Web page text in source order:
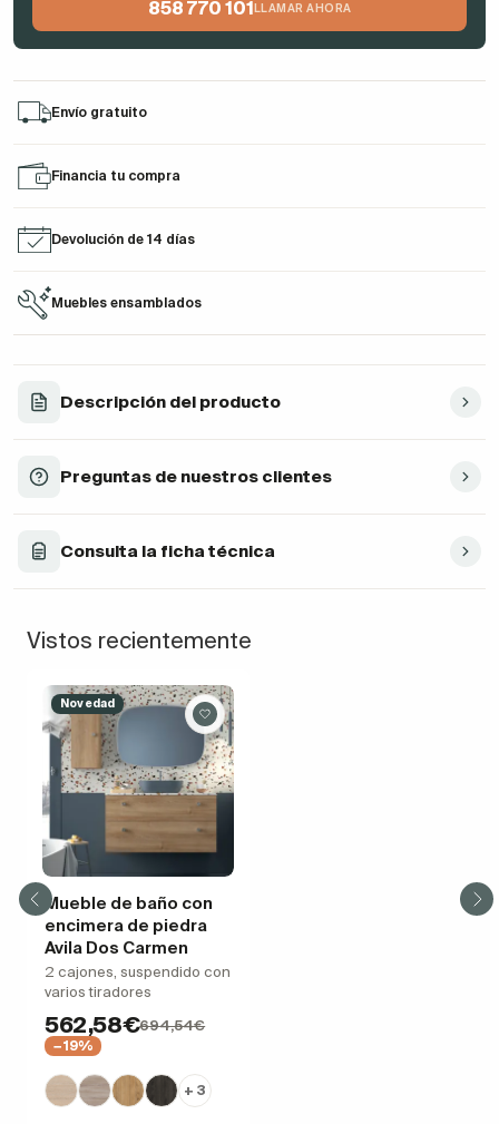
858 770 101 LLAMAR AHORA
Envío gratuito
Financia tu compra
Devolución de 14 días
Muebles ensamblados
Descripción del producto
Preguntas de nuestros clientes
Consulta la ficha técnica
Vistos recientemente
Novedad
Mueble de baño con
encimera de piedra
Avila Dos Carmen
2 cajones, suspendido con
varios tiradores
562,58€694,54€
−19%
+ 3